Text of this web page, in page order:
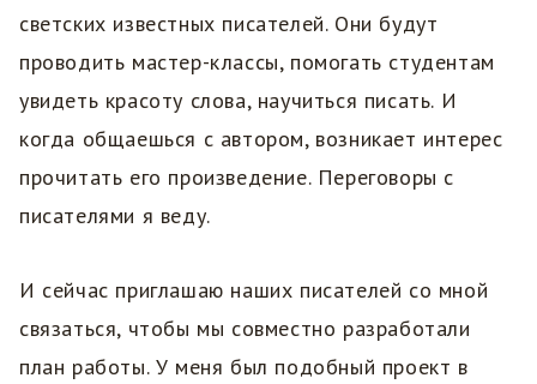
светских известных писателей. Они будут
проводить мастер-классы, помогать студентам
увидеть красоту слова, научиться писать. И
когда общаешься с автором, возникает интерес
прочитать его произведение. Переговоры с
писателями я веду.
И сейчас приглашаю наших писателей со мной
связаться, чтобы мы совместно разработали
план работы. У меня был подобный проект в